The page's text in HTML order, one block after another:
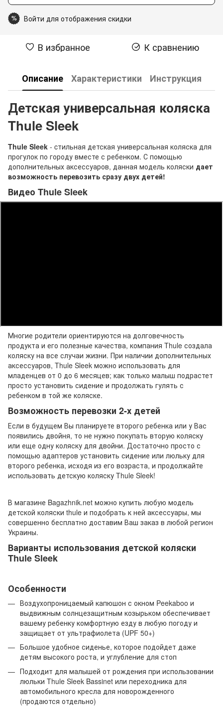
% Войти для отображения скидки
В избранное К сравнению
Описание Характеристики Инструкция
Детская универсальная коляска
Thule Sleek
Thule Sleek - cтильная детская универсальная коляска для
прогулок по городу вместе с ребенком. С помощью
дополнительных аксессуаров, данная модель коляски дает
возможность перевозить сразу двух детей!
Видео Thule Sleek
Многие родители ориентируются на долговечность
продукта и его полезные качества, компания Thule создала
коляску на все случаи жизни. При наличии дополнительных
аксессуаров, Thule Sleek можно использовать для
младенцев от 0 до 6 месяцев; как только малыш подрастет
просто установить сидение и продолжать гулять с
ребенком в той же коляске.
Возможность перевозки 2-х детей
Если в будущем Вы планируете второго ребенка или у Вас
появились двойня, то не нужно покупать вторую коляску
или еще одну коляску для двойни. Достаточно просто с
помощью адаптеров установить сидение или люльку для
второго ребенка, исходя из его возраста, и продолжайте
использовать детскую коляску Thule Sleek!
В магазине Bagazhnik.net можно купить любую модель
детской коляски thule и подобрать к ней аксессуары, мы
совершенно бесплатно доставим Ваш заказ в любой регион
Украины.
Варианты использования детской коляски
Thule Sleek
Особенности
Воздухопроницаемый капюшон с окном Peekaboo и
выдвижным солнцезащитным козырьком обеспечивает
вашему ребенку комфортную езду в любую погоду и
защищает от ультрафиолета (UPF 50+)
Большое удобное сиденье, которое подойдет даже
детям высокого роста, и углубление для стоп
Подходит для малышей от рождения при использовании
люльки Thule Sleek Bassinet или переходника для
автомобильного кресла для новорожденного
(продаются отдельно)